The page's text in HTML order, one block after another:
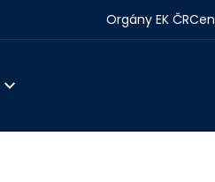
Orgány EK ČR